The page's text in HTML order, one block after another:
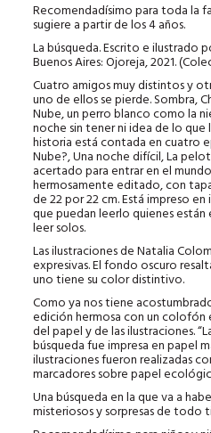
Recomendadísimo para toda la
sugiere a partir de los 4 años.
La búsqueda. Escrito e ilustrado
Buenos Aires: Ojoreja, 2021.
Cuatro amigos muy distintos y
uno de ellos se pierde. Sombra,
Nube, un perro blanco como la
noche sin tener ni idea de lo que
historia está contada en cuatro
Nube?, Una noche difícil, La
acertado para entrar en el
hermosamente editado, con
de 22 por 22 cm. Está impreso
que puedan leerlo quienes
leer solos.
Las ilustraciones de Natalia
expresivas. El fondo oscuro
uno tiene su color distintivo.
Como ya nos tiene
edición hermosa con un colofón
del papel y de las ilustraciones.
búsqueda fue impresa en papel
ilustraciones fueron realizadas
marcadores sobre papel
Una búsqueda en la que va a
misteriosos y sorpresas de todo